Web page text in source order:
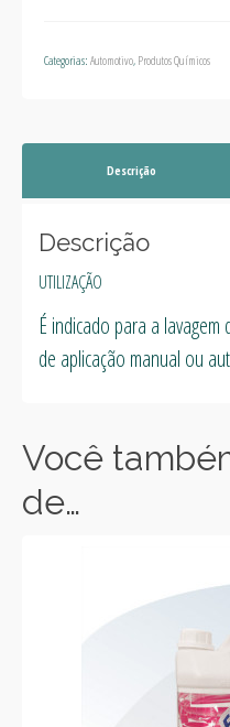
Categorias: Automotivo, Produtos Químicos
Descrição
Descrição
UTILIZAÇÃO
É indicado para a
de aplicação manual ou
Você
de…